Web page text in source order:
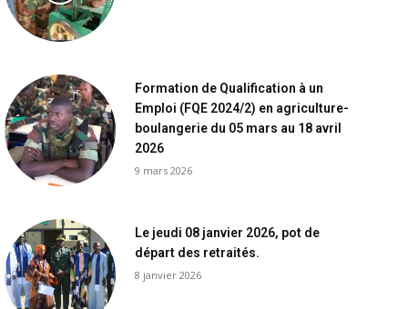
Formation de Qualification à un
Emploi (FQE 2024/2) en agriculture-
boulangerie du 05 mars au 18 avril
2026
9 mars 2026
Le jeudi 08 janvier 2026, pot de
départ des retraités.
8 janvier 2026